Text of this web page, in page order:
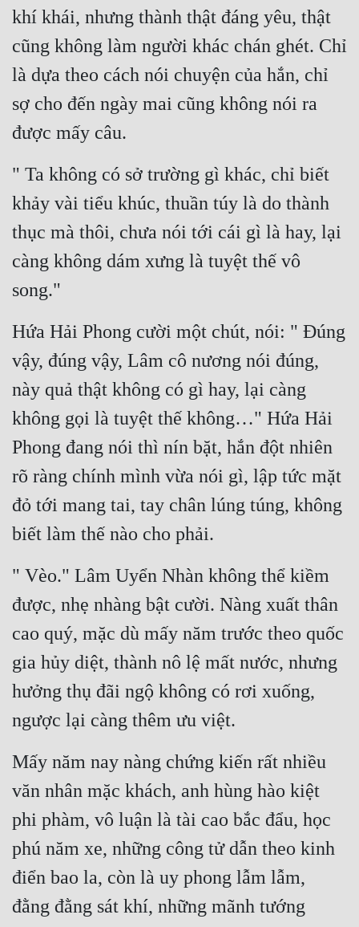
khí khái, nhưng thành thật đáng yêu, thật
cũng không làm người khác chán ghét. Chỉ
là dựa theo cách nói chuyện của hắn, chỉ
sợ cho đến ngày mai cũng không nói ra
được mấy câu.
" Ta không có sở trường gì khác, chỉ biết
khảy vài tiểu khúc, thuần túy là do thành
thục mà thôi, chưa nói tới cái gì là hay, lại
càng không dám xưng là tuyệt thế vô
song."
Hứa Hải Phong cười một chút, nói: " Đúng
vậy, đúng vậy, Lâm cô nương nói đúng,
này quả thật không có gì hay, lại càng
không gọi là tuyệt thế không…" Hứa Hải
Phong đang nói thì nín bặt, hắn đột nhiên
rõ ràng chính mình vừa nói gì, lập tức mặt
đỏ tới mang tai, tay chân lúng túng, không
biết làm thế nào cho phải.
" Vèo." Lâm Uyển Nhàn không thể kiềm
được, nhẹ nhàng bật cười. Nàng xuất thân
cao quý, mặc dù mấy năm trước theo quốc
gia hủy diệt, thành nô lệ mất nước, nhưng
hưởng thụ đãi ngộ không có rơi xuống,
ngược lại càng thêm ưu việt.
Mấy năm nay nàng chứng kiến rất nhiều
văn nhân mặc khách, anh hùng hào kiệt
phi phàm, vô luận là tài cao bắc đẩu, học
phú năm xe, những công tử dẫn theo kinh
điển bao la, còn là uy phong lẫm lẫm,
đằng đằng sát khí, những mãnh tướng